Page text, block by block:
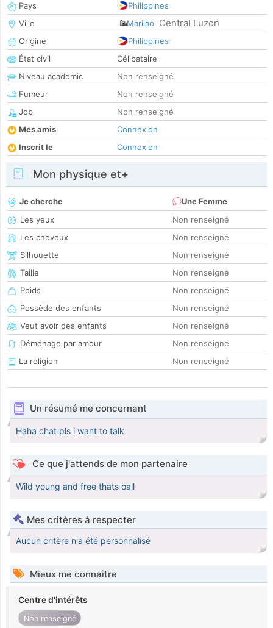
Pays
Philippines
Ville
Marilao, Central Luzon
Origine
Philippines
État civil
Célibataire
Niveau academic
Non renseigné
Fumeur
Non renseigné
Job
Non renseigné
Mes amis
Connexion
Inscrit le
Connexion
Mon physique et+
Je cherche
Une Femme
Les yeux
Non renseigné
Les cheveux
Non renseigné
Silhouette
Non renseigné
Taille
Non renseigné
Poids
Non renseigné
Possède des enfants
Non renseigné
Veut avoir des enfants
Non renseigné
Déménage par amour
Non renseigné
La religion
Non renseigné
Un résumé me concernant
Haha chat pls i want to talk
Ce que j'attends de mon partenaire
Wild young and free thats oall
Mes critères à respecter
Aucun critère n'a été personnalisé
Mieux me connaître
Centre d'intérêts
Non renseigné